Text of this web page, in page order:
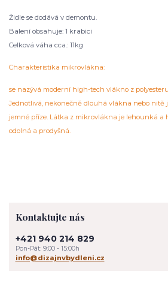
Židle se dodává v demontu.
Balení obsahuje: 1 krabici
Celková váha cca.: 11kg
Charakteristika mikrovlákna:
se nazývá moderní high-tech vlákno z
Jednotlivá, nekonečně dlouhá vlákna nebo nitě
jemné příze. Látka z mikrovlákna je lehounká a
odolná a prodyšná.
Kontaktujte nás
+421 940 214 829
Pon-Pát: 9:00 - 15:00h
info@dizajnvbydleni.cz